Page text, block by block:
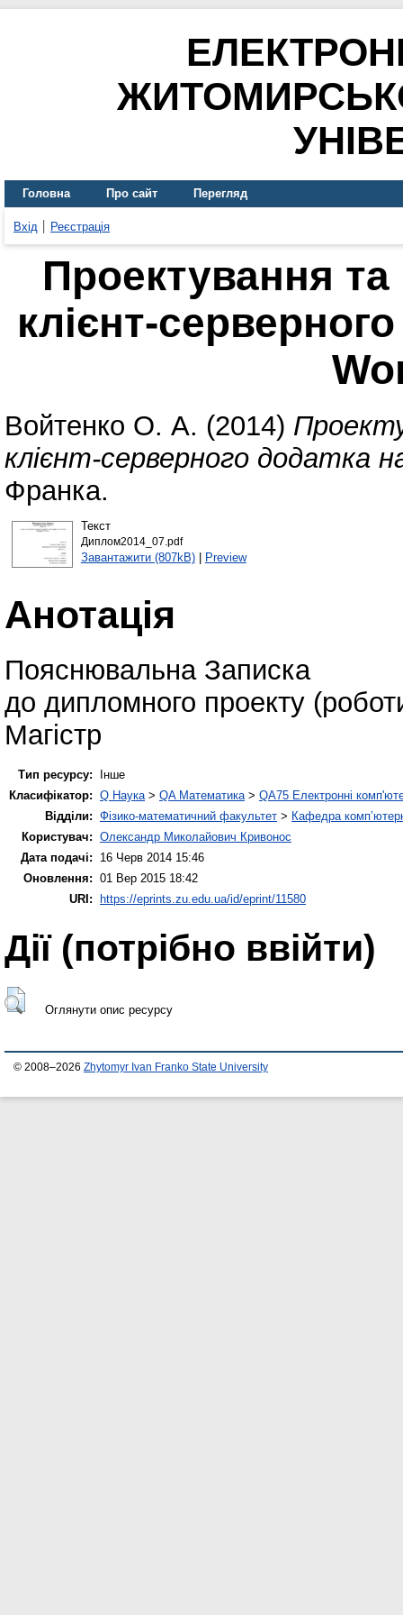
Головна Про сайт Перегляд
Вхід Реєстрація
Проектування
клієнт-
Войтенко О. А. (2014)
клієнт-серверного додатка
Франка.
Текст
Диплом2014_07.pdf
Завантажити (807kB)| Preview
Анотація
Пояснювальна Записка
до дипломного проекту
Магістр
Тип ресурсу:
Інше
Класифікатор: Q Наука > QA Математика > QA75 Електронні
Відділи: Фізико-математичний факультет > Кафедра
Користувач: Олександр Миколайович Кривонос
Дата подачі:
16 Черв 2014 15:46
Оновлення: 01 Вер 2015 18:42
URI: https://eprints.zu.edu.ua/id/eprint/11580
Дії ​​(потрібно ввійти)
Оглянути опис ресурсу
© 2008–2026 Zhytomyr Ivan Franko State University